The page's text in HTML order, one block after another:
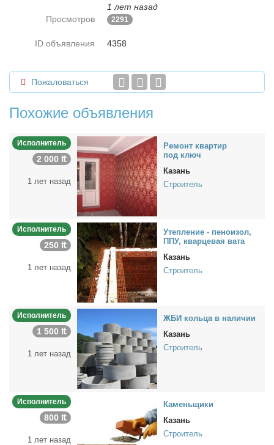
1 лет назад
Просмотров
2291
ID объявления 4358
Пожаловаться
Похожие объявления
Исполнитель
2 000 ₶
1 лет назад
Ре­монт квар­тир
под ключ
Казань
Строитель
Исполнитель
250 ₶
1 лет назад
Утеп­ле­ние - пе­но­изол,
ППУ, квар­це­вая ва­та
Казань
Строитель
Исполнитель
1 500 ₶
1 лет назад
ЖБИ коль­ца в на­ли­чии
Казань
Строитель
Исполнитель
800 ₶
1 лет назад
Ка­мень­щи­ки
Казань
Строитель